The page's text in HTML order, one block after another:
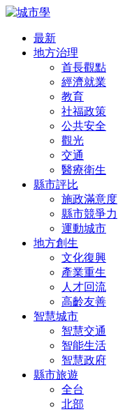
最新
地方治理
首長觀點
經濟就業
教育
社福政策
公共安全
觀光
交通
醫療衛生
縣市評比
施政滿意度
縣市競爭力
運動城市
地方創生
文化復興
產業重生
人才回流
高齡友善
智慧城市
智慧交通
智能生活
智慧政府
縣市旅遊
全台
北部